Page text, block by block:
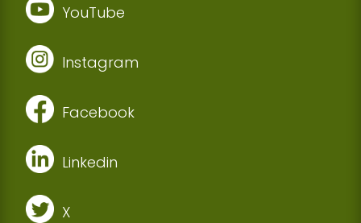
YouTube
Instagram
Facebook
Linkedin
X